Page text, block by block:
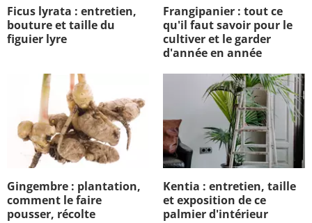
Ficus lyrata : entretien,
bouture et taille du
figuier lyre
Frangipanier : tout ce
qu'il faut savoir pour le
cultiver et le garder
d'année en année
Gingembre : plantation,
comment le faire
pousser, récolte
Kentia : entretien, taille
et exposition de ce
palmier d'intérieur